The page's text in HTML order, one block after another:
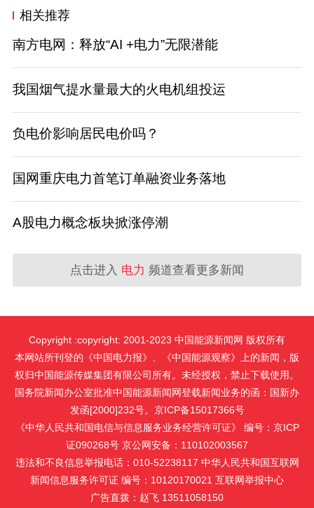
相关推荐
南方电网：释放“AI +电力”无限潜能
我国烟气提水量最大的火电机组投运
负电价影响居民电价吗？
国网重庆电力首笔订单融资业务落地
A股电力概念板块掀涨停潮
点击进入 电力 频道查看更多新闻
Copyright :copyright: 2001-2023 中国能源新闻网 版权所有
本网站所刊登的《中国电力报》、《中国能源观察》上的新闻，版
权归中国能源传媒集团有限公司所有。未经授权，禁止下载使用。
国务院新闻办公室批准中国能源新闻网登载新闻业务的函：国新办
发函[2000]232号。京ICP备15017366号
《中华人民共和国电信与信息服务业务经营许可证》 编号：京ICP
证090268号 京公网安备：110102003567
违法和不良信息举报电话：010-52238117 中华人民共和国互联网
新闻信息服务许可证 编号：10120170021 互联网举报中心
广告直拨：赵飞 13511058150